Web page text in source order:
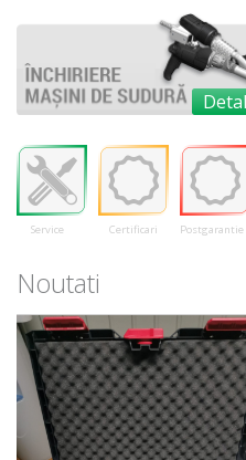
Service Certificari Postgarantie
Noutati